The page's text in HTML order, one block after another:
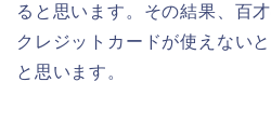
ると思います。その結果、百
クレジットカードが使えない
と思います。